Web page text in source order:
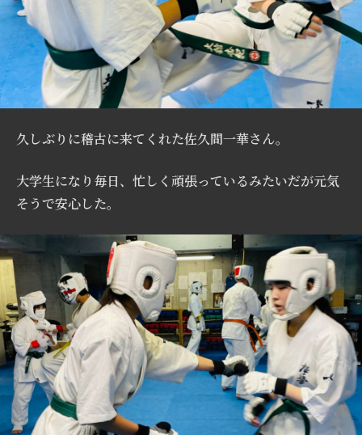
久しぶりに稽古に来てくれた佐久間一華さん。
大学生になり毎日、忙しく頑張っているみたいだが元気
そうで安心した。